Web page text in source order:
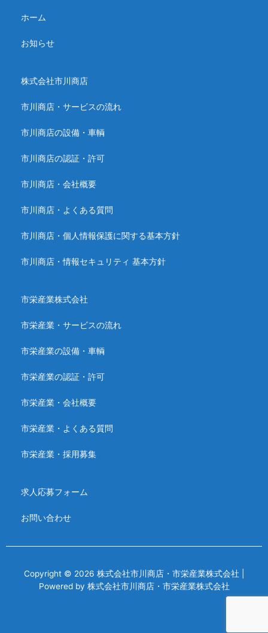
ホーム
お知らせ
株式会社市川商店
市川商店・サービスの流れ
市川商店の設備・車輌
市川商店の認証・許可
市川商店・会社概要
市川商店・よくある質問
市川商店・個人情報保護に関する基本方針
市川商店・情報セキュリティ 基本方針
市栄産業株式会社
市栄産業・サービスの流れ
市栄産業の設備・車輌
市栄産業の認証・許可
市栄産業・会社概要
市栄産業・よくある質問
市栄産業・採用募集
求人応募フォーム
お問い合わせ
Copyright © 2026 株式会社市川商店・市栄産業株式会社 |
Powered by 株式会社市川商店・市栄産業株式会社